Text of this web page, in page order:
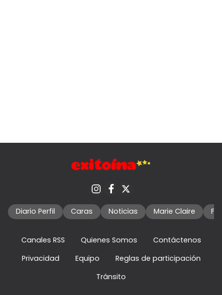
Diario Perfil Caras Noticias Marie Claire
Canales RSS Quienes Somos
Contáctenos
Privacidad
Equipo
Reglas de participación
Tránsito